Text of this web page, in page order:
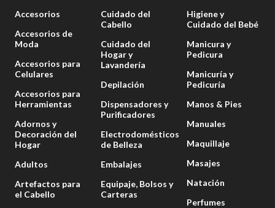
Accesorios
Accesorios de
Moda
Accesorios para
Celulares
Accesorios para
Herramientas
Adornos y
Decoración del
Hogar
Adultos
Artefactos para
el Cabello
Cuidado del
Cabello
Cuidado del
Hogar y
Lavandería
Depilación
Dispensadores y
Purificadores
Electrodomésticos
de Belleza
Embalajes
Equipaje, Bolsos y
Carteras
Higiene y
Cuidado del Bebé
Manicura y
Pedicura
Manicuría y
Pedicuría
Manos & Pies
Manuales
Maquillaje
Masajes
Natación
Perfumes